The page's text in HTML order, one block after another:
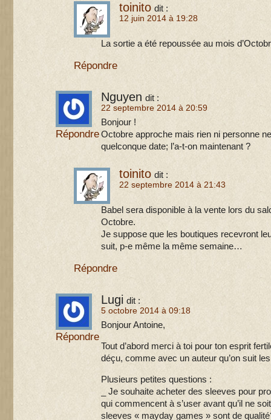
toinito dit :
12 juin 2014 à 19:28
La sortie a été repoussée au mois
Répondre
Nguyen dit :
22 septembre 2014 à 20:59
Bonjour !
Octobre approche mais rien ni personne
quelconque date; l’a-t-on maintenant ?
Répondre
toinito dit :
22 septembre 2014 à 21:43
Babel sera disponible à la vente lors du
Octobre.
Je suppose que les boutiques recevront
suit, p-e même la même semaine…
Répondre
Lugi dit :
5 octobre 2014 à 09:18
Bonjour Antoine,
Tout d’abord merci à toi pour ton esprit
déçu, comme avec un auteur qu’on suit
Plusieurs petites questions :
_ Je souhaite acheter des sleeves pour
qui commencent à s’user avant qu’il ne
sleeves « mayday games » sont de
Répondre